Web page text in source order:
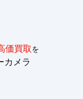
価買取 を
カメラ